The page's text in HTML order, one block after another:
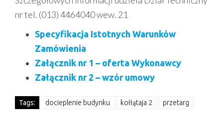
nr tel. (013) 4464040 wew. 21
Specyfikacja Istotnych Warunków
Zamówienia
Załącznik nr 1 – oferta Wykonawcy
Załącznik nr 2 – wzór umowy
Tags: docieplenie budynku kołłątaja 2 przetarg